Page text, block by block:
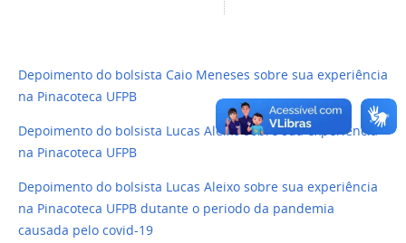
Depoimento do bolsista Caio Meneses sobre sua experiência
na Pinacoteca UFPB
Depoimento do bolsista Lucas Aleixo sobre sua experiência
na Pinacoteca UFPB
Depoimento do bolsista Lucas Aleixo sobre sua experiência
na Pinacoteca UFPB dutante o periodo da pandemia
causada pelo covid-19